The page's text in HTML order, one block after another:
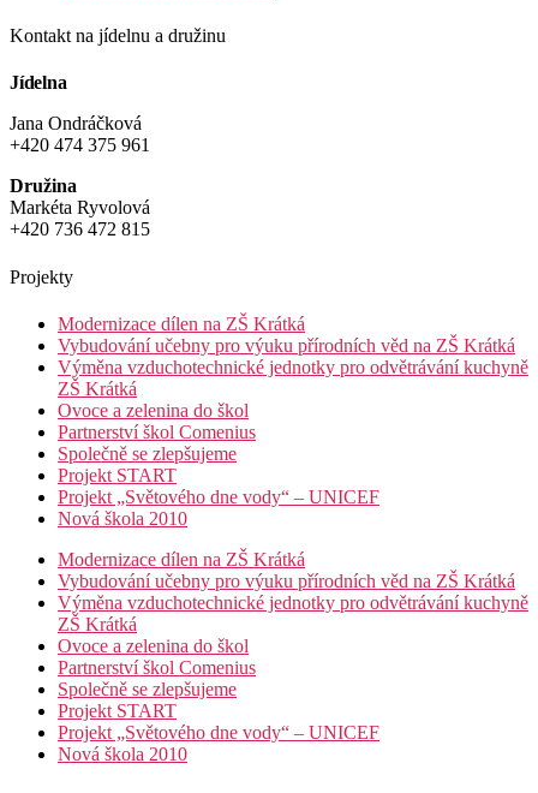
Kontakt na jídelnu a družinu
Jídelna
Jana Ondráčková
+420 474 375 961
Družina
Markéta Ryvolová
+420 736 472 815
Projekty
Modernizace dílen na ZŠ Krátká
Vybudování učebny pro výuku přírodních věd na ZŠ Krátká
Výměna vzduchotechnické jednotky pro odvětrávání kuchyně
ZŠ Krátká
Ovoce a zelenina do škol
Partnerství škol Comenius
Společně se zlepšujeme
Projekt START
Projekt „Světového dne vody“ – UNICEF
Nová škola 2010
Modernizace dílen na ZŠ Krátká
Vybudování učebny pro výuku přírodních věd na ZŠ Krátká
Výměna vzduchotechnické jednotky pro odvětrávání kuchyně
ZŠ Krátká
Ovoce a zelenina do škol
Partnerství škol Comenius
Společně se zlepšujeme
Projekt START
Projekt „Světového dne vody“ – UNICEF
Nová škola 2010